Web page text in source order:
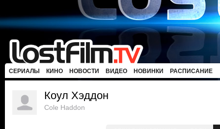
СЕРИАЛЫ КИНО НОВОСТИ ВИДЕО НОВИНКИ РАСПИСАНИЕ
Коул Хэддон
Cole Haddon